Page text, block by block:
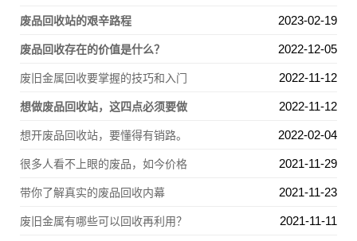
废品回收站的艰辛路程 2023-02-19
废品回收存在的价值是什么？ 2022-12-05
废旧金属回收要掌握的技巧和入门 2022-11-12
想做废品回收站，这四点必须要做 2022-11-12
想开废品回收站，要懂得有销路。 2022-02-04
很多人看不上眼的废品，如今价格 2021-11-29
带你了解真实的废品回收内幕 2021-11-23
废旧金属有哪些可以回收再利用？ 2021-11-11